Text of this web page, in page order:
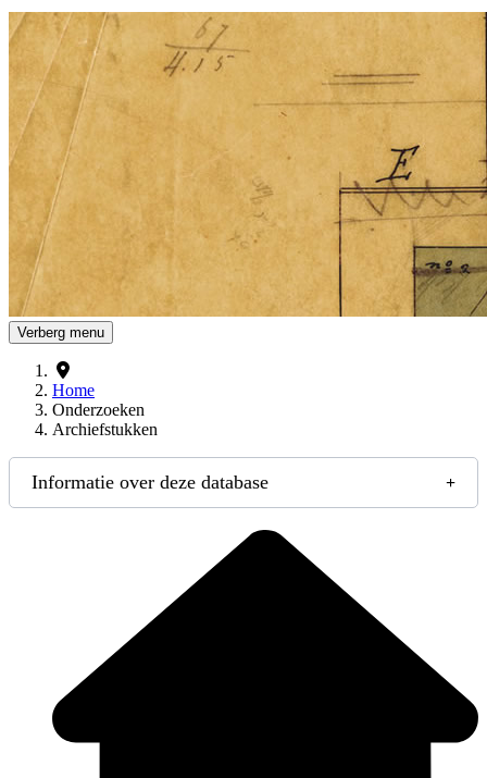
Drents Archief
Verberg menu
Home
Onderzoeken
Archiefstukken
Informatie over deze database